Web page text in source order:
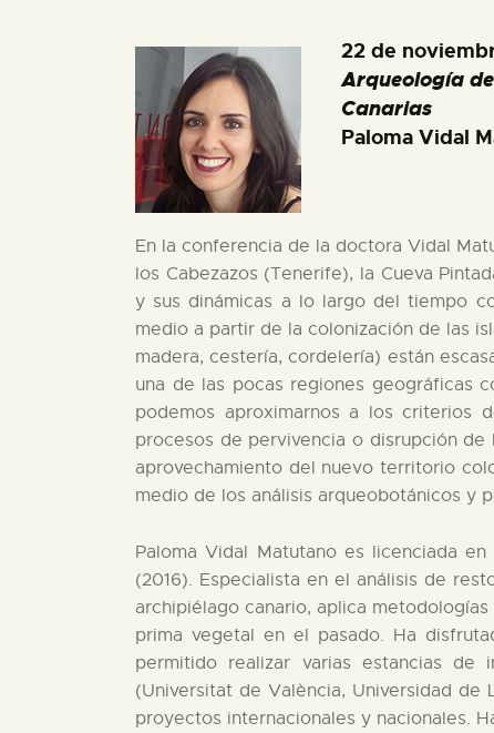
22 de
Arqueología
Canarias
Paloma Vidal
En la conferencia de la doctora Vidal
los Cabezazos (Tenerife), la Cueva
y sus dinámicas a lo largo del tiempo
medio a partir de la colonización de las
madera, cestería, cordelería) están
una de las pocas regiones geográficas
podemos aproximarnos a los criterios
procesos de pervivencia o disrupción
aprovechamiento del nuevo territorio
medio de los análisis arqueobotánicos y
Paloma Vidal Matutano es licenciada
(2016). Especialista en el análisis de
archipiélago canario, aplica
prima vegetal en el pasado. Ha
permitido realizar varias estancias de
(Universitat de València, Universidad de
proyectos internacionales y nacionales.